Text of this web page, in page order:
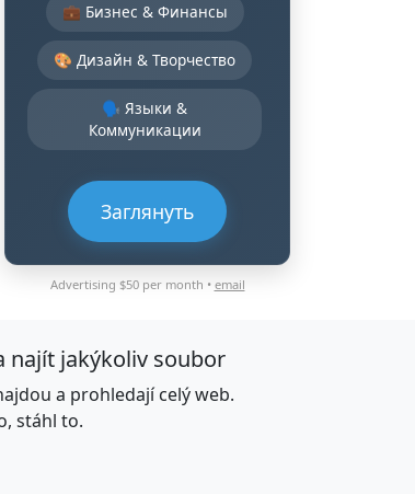
💼 Бизнес & Финансы
🎨 Дизайн & Творчество
🗣️ Языки &
Коммуникации
Заглянуть
Advertising $50 per month • email
najít jakýkoliv soubor
a prohledají celý web.
stáhl to.